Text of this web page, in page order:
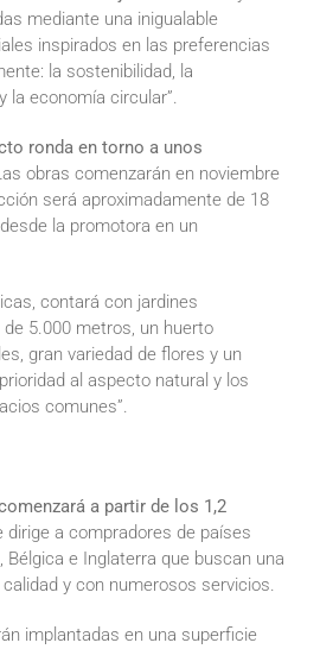
mediante una inigualable
inspirados en las preferencias
la sostenibilidad, la
la economía circular”.
ronda en torno a unos
obras comenzarán en noviembre
será aproximadamente de 18
la promotora en un
contará con jardines
5.000 metros, un huerto
gran variedad de flores y un
al aspecto natural y los
comunes”.
a partir de los 1,2
dirige a compradores de países
Bélgica e Inglaterra que buscan una
y con numerosos servicios.
implantadas en una superficie